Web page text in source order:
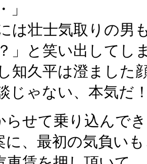
」
は壮士気取りの男
」と笑い出してし
知久平は澄ました
じゃない、本気だ
せて乗り込んで
に、最初の気負い